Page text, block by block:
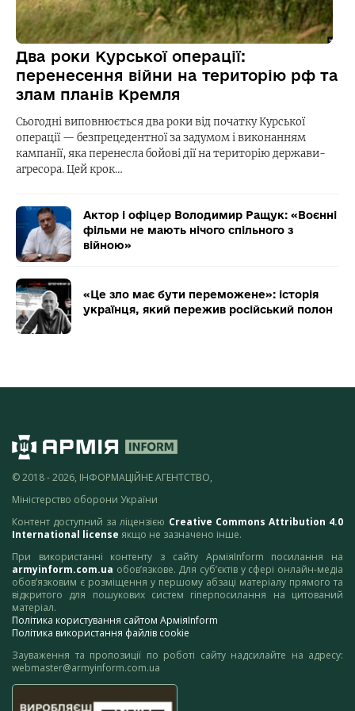
Два роки Курської операції:
перенесення війни на територію рф та
злам планів Кремля
Сьогодні виповнюється два роки від початку Курської
операції — безпрецедентної за задумом і виконанням
кампанії, яка перенесла бойові дії на територію держави-
агресора. Цей крок…
Актор і офіцер Володимир Ращук: «Воєнні
фільми не мають нічого спільного з
війною»
«Це зло має бути переможене»: історія
українця, який пережив російський полон
© 2018 - 2026, ІНФОРМАЦІЙНЕ АГЕНТСТВО,
Міністерство оборони України
Контент доступний за ліцензією Creative Commons Attribution 4.0
International license якщо не зазначено інше.
При використанні контенту з сайту АрміяInform посилання на
armyinform.com.ua обов’язкове. Для суб’єктів у сфері онлайн-медіа
обов’язковим є розміщення у першому абзаці матеріалу прямого та
відкритого для пошукових систем гіперпосилання на цитований
матеріал.
Політика користування сайтом АрміяInform
Політика використання файлів cookie
Зауваження та пропозиції по роботі сайту надсилайте на адресу:
webmaster@armyinform.com.ua